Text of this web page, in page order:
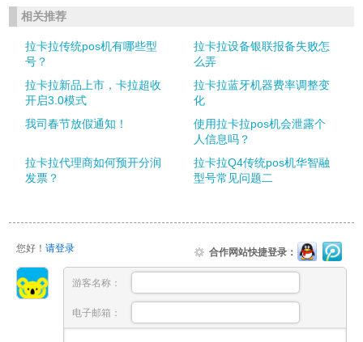
相关推荐
拉卡拉传统pos机有哪些型
号？
拉卡拉设备银联报备失败怎
么弄
拉卡拉新品上市，卡拉超收
开启3.0模式
拉卡拉蓝牙机器费率调整变
化
我司春节放假通知！
使用拉卡拉pos机会泄露个
人信息吗？
拉卡拉代理商如何预开分润
发票？
拉卡拉Q4传统pos机华智融
型号常见问题二
您好！ 请登录 合作网站快捷登录：
游客名称：
电子邮箱：